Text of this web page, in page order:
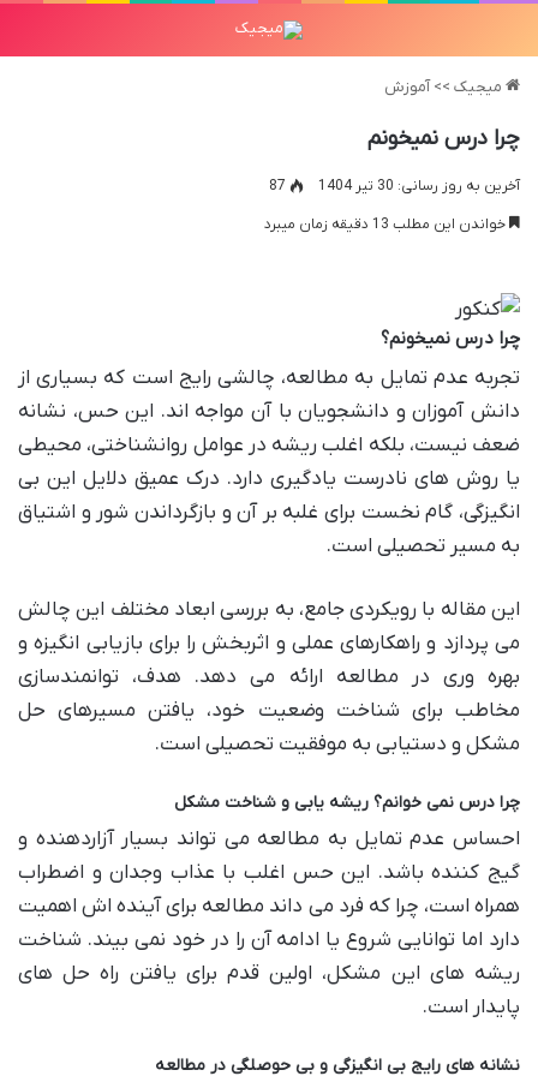
میجیک >> آموزش
چرا درس نمیخونم
آخرین به روز رسانی: 30 تیر 1404
87
خواندن این مطلب 13 دقیقه زمان میبرد
چرا درس نمیخونم؟
تجربه عدم تمایل به مطالعه، چالشی رایج است که بسیاری از
دانش آموزان و دانشجویان با آن مواجه اند. این حس، نشانه
ضعف نیست، بلکه اغلب ریشه در عوامل روانشناختی، محیطی
یا روش های نادرست یادگیری دارد. درک عمیق دلایل این بی
انگیزگی، گام نخست برای غلبه بر آن و بازگرداندن شور و اشتیاق
به مسیر تحصیلی است.
این مقاله با رویکردی جامع، به بررسی ابعاد مختلف این چالش
می پردازد و راهکارهای عملی و اثربخش را برای بازیابی انگیزه و
بهره وری در مطالعه ارائه می دهد. هدف، توانمندسازی
مخاطب برای شناخت وضعیت خود، یافتن مسیرهای حل
مشکل و دستیابی به موفقیت تحصیلی است.
چرا درس نمی خوانم؟ ریشه یابی و شناخت مشکل
احساس عدم تمایل به مطالعه می تواند بسیار آزاردهنده و
گیج کننده باشد. این حس اغلب با عذاب وجدان و اضطراب
همراه است، چرا که فرد می داند مطالعه برای آینده اش اهمیت
دارد اما توانایی شروع یا ادامه آن را در خود نمی بیند. شناخت
ریشه های این مشکل، اولین قدم برای یافتن راه حل های
پایدار است.
نشانه های رایج بی انگیزگی و بی حوصلگی در مطالعه